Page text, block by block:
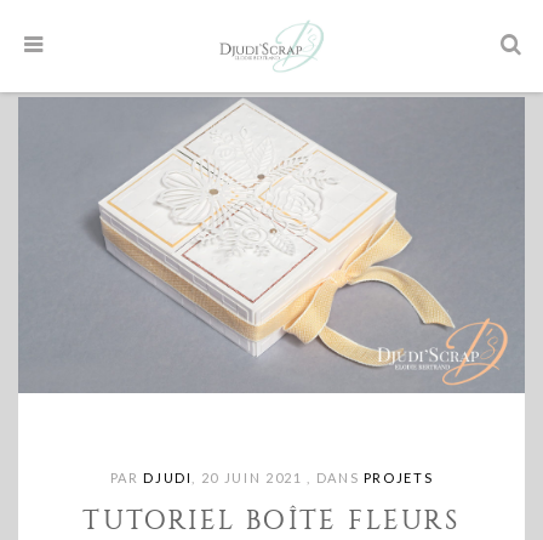
PARDJUDI 20 JUIN 2021 DANS PROJETS
TUTORIEL BOÎTE FLEURS